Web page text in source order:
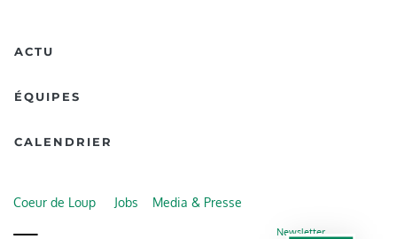
ACTU
ÉQUIPES
CALENDRIER
Coeur de Loup Jobs Media & Presse
Newsletter